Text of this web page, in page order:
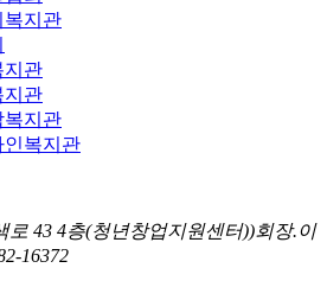
로 43 4층(청년창업지원센터))회장.이
16372